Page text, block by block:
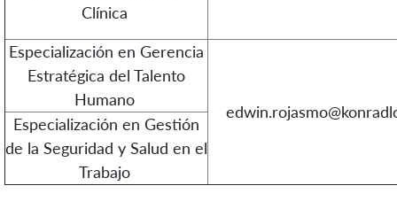
Clínica
Especialización en Gerencia
Estratégica del Talento
Humano
Especialización en Gestión
de la Seguridad y Salud en el
Trabajo